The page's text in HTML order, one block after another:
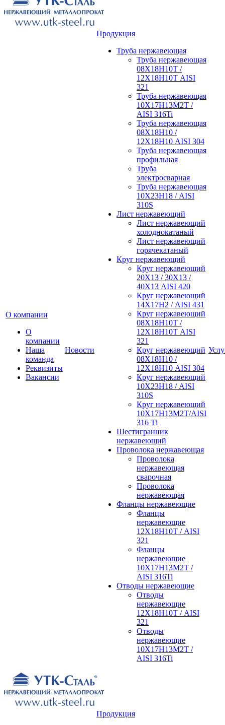
О компании
О
компании
Наша
команда
Реквизиты
Вакансии
Новости
Продукция
Труба нержавеющая
Труба нержавеющая
08Х18Н10Т /
12Х18Н10Т AISI
321
Труба нержавеющая
10Х17Н13М2Т /
AISI 316Ti
Труба нержавеющая
08Х18Н10 /
12Х18Н10 AISI 304
Труба нержавеющая
профильная
Труба
электросварная
Труба нержавеющая
10Х23Н18 / AISI
310S
Лист нержавеющий
Лист нержавеющий
холоднокатаный
Лист нержавеющий
горячекатаный
Круг нержавеющий
Круг нержавеющий
20Х13 / 30Х13 /
40Х13 AISI 420
Круг нержавеющий
14Х17Н2 / AISI 431
Круг нержавеющий
08Х18Н10Т /
12Х18Н10Т AISI
321
Круг нержавеющий
08Х18Н10 /
12Х18Н10 AISI 304
Круг нержавеющий
10Х23Н18 / AISI
310S
Круг нержавеющий
10Х17Н13М2Т/AISI
316 Тi
Шестигранник
нержавеющий
Проволока нержавеющая
Проволока
нержавеющая
сварочная
Проволока
нержавеющая
Фланцы нержавеющие
Фланцы
нержавеющие
12Х18Н10Т / AISI
321
Фланцы
нержавеющие
10Х17Н13М2Т /
AISI 316Ti
Отводы нержавеющие
Отводы
нержавеющие
12Х18Н10Т / AISI
321
Отводы
нержавеющие
10Х17Н13М2Т /
AISI 316Ti
Продукция